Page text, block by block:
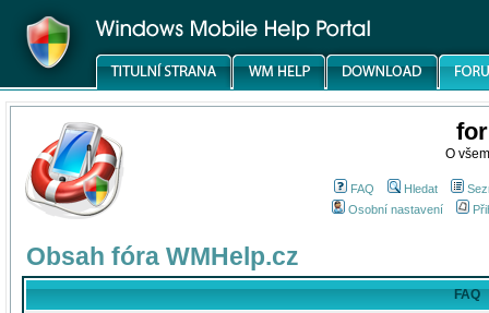
O
FAQ Hledat
Osobní nastavení
Obsah fóra WMHelp.cz
FAQ